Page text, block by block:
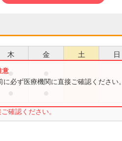
木 金 土 日
●
確認ください。
必ず医療機関に直接ご確認ください。